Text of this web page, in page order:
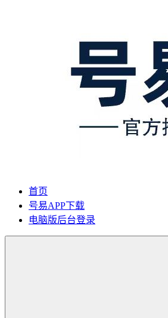
首页
号易APP下载
电脑版后台登录